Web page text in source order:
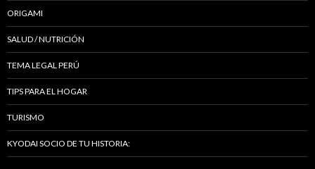
ORIGAMI
SALUD / NUTRICIÓN
TEMA LEGAL PERÚ
TIPS PARA EL HOGAR
TURISMO
KYODAI SOCIO DE TU HISTORIA: